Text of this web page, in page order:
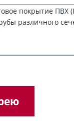
покрытие ПВХ
различного